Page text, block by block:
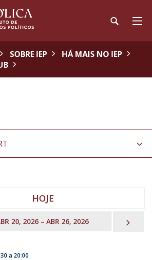
SOBRE IEP
HÁ MAIS NO IEP
HOJE
20, 2026 – ABR 26, 2026
a 20:00